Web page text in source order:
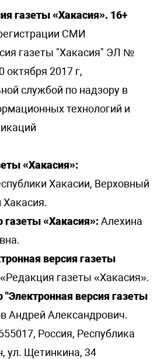
газеты «Хакасия». 16+
СМИ
газеты "Хакасия" ЭЛ №
октября 2017 г,
службой по надзору в
технологий и
«Хакасия»:
Хакасии, Верховный
Хакасия.
газеты «Хакасия»:Алехина
версия газеты
газеты «Хакасия».
"Электронная версия газеты
Андрей Александрович.
Россия, Республика
ул. Щетинкина, 34